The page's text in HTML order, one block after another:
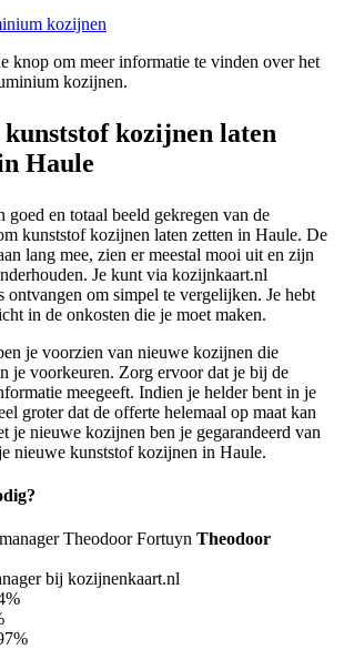
kozijnen
knop om meer informatie te vinden over het
kozijnen.
kozijnen laten
Haule
goed en totaal beeld gekregen van de
kunststof kozijnen laten zetten in Haule. De
lang mee, zien er meestal mooi uit en zijn
Je kunt via kozijnkaart.nl
ontvangen om simpel te vergelijken. Je hebt
in de onkosten die je moet maken.
je voorzien van nieuwe kozijnen die
je voorkeuren. Zorg ervoor dat je bij de
meegeeft. Indien je helder bent in je
groter dat de offerte helemaal op maat kan
je nieuwe kozijnen ben je gegarandeerd van
nieuwe kunststof kozijnen in Haule.
Theodoor
bij kozijnenkaart.nl